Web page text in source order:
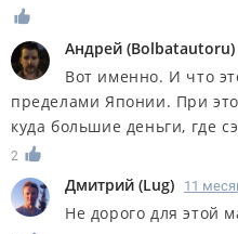
Андрей (Bolbatautoru)
Вот именно. И что
пределами Японии. При
куда большие деньги, где
2
Дмитрий (Lug) 11
Не дорого для этой